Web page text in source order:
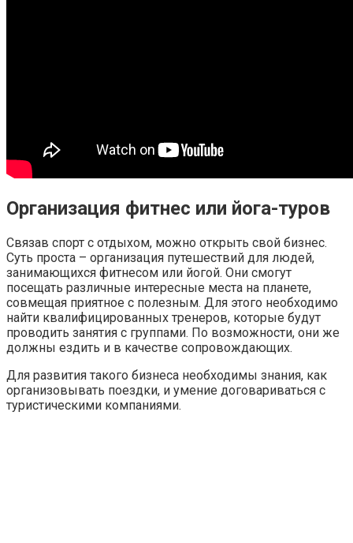
Организация фитнес или йога-туров
Связав спорт с отдыхом, можно открыть свой бизнес.
Суть проста – организация путешествий для людей,
занимающихся фитнесом или йогой. Они смогут
посещать различные интересные места на планете,
совмещая приятное с полезным. Для этого необходимо
найти квалифицированных тренеров, которые будут
проводить занятия с группами. По возможности, они же
должны ездить и в качестве сопровождающих.
Для развития такого бизнеса необходимы знания, как
организовывать поездки, и умение договариваться с
туристическими компаниями.